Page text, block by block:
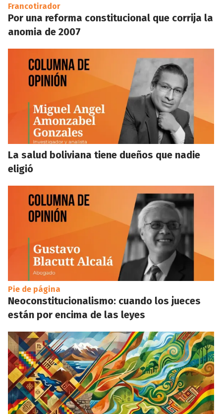
Francotirador
Por una reforma constitucional que corrija la
anomia de 2007
La salud boliviana tiene dueños que nadie
eligió
Pie de página
Neoconstitucionalismo: cuando los jueces
están por encima de las leyes